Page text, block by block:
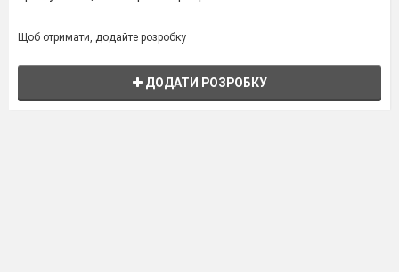
Щоб отримати, додайте розробку
ДОДАТИ РОЗРОБКУ